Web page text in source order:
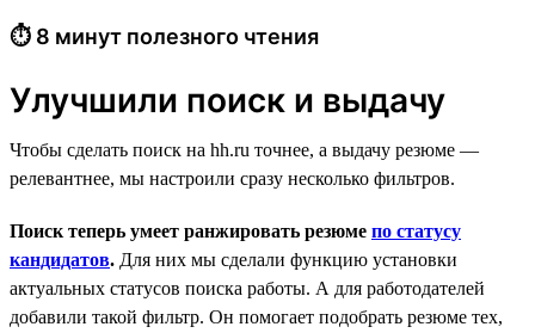
⏱ 8 минут полезного чтения
Улучшили поиск и выдачу
Чтобы сделать поиск на hh.ru точнее, а выдачу резюме —
релевантнее, мы настроили сразу несколько фильтров.
Поиск теперь умеет ранжировать резюме по статусу
кандидатов. Для них мы сделали функцию установки
актуальных статусов поиска работы. А для работодателей
добавили такой фильтр. Он помогает подобрать резюме тех,